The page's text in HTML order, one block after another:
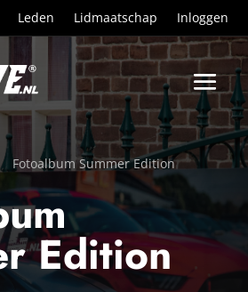
Leden Lidmaatschap Inloggen
Fotoalbum Summer Edition
Edition